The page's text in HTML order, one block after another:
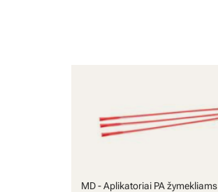
MD - Aplikatoriai PA žymekliams